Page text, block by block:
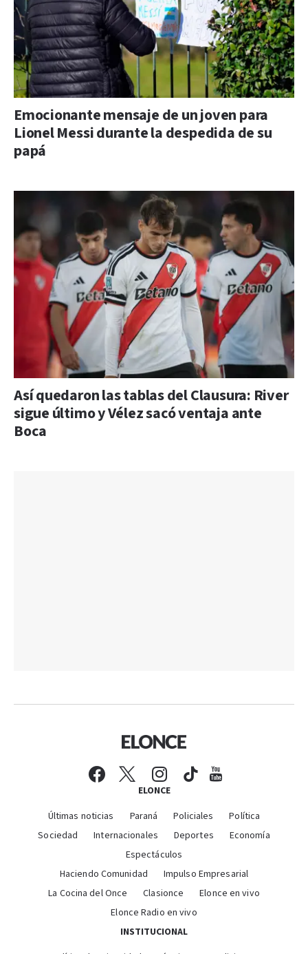
Emocionante mensaje de un joven para
Lionel Messi durante la despedida de su
papá
Así quedaron las tablas del Clausura: River
sigue último y Vélez sacó ventaja ante
Boca
ELONCE
Últimas noticias Paraná Policiales
Política
Sociedad
Internacionales Deportes
Economía
Espectáculos
Haciendo Comunidad
Impulso Empresarial
La Cocina del Once
Clasionce
Elonce en vivo
Elonce Radio en vivo
INSTITUCIONAL